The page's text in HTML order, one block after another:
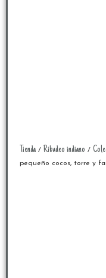
Tienda / Ribadeo indiano /
pequeño cocos, torre y